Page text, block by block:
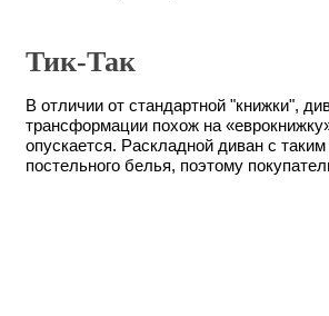
Тик-Так
В отличии от стандартной "книжки",
трансформации похож на
опускается. Раскладной диван с
постельного белья, поэтому